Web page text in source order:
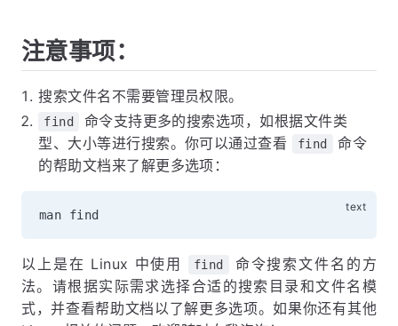
注意事项：
搜索文件名不需要管理员权限。
find
命令支持更多的搜索选项，如根据文件类
型、大小等进行搜索。你可以通过查看
find
命令
的帮助文档来了解更多选项：
以上是在 Linux 中使用 find
命令搜索文件名的方
法。请根据实际需求选择合适的搜索目录和文件名模
式，并查看帮助文档以了解更多选项。如果你还有其他